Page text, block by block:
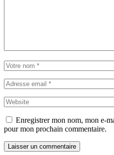
Enregistrer mon nom, mon e-
pour mon prochain commentaire.